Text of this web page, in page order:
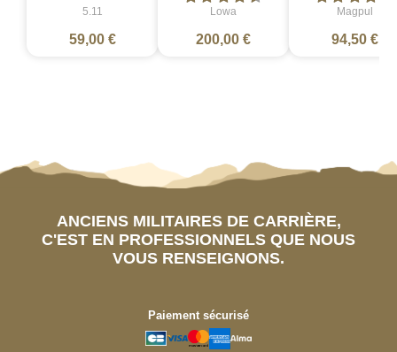
5.11
59,00 €
Lowa
200,00 €
Magpul
94,50 €
ANCIENS MILITAIRES DE CARRIÈRE,
C'EST EN PROFESSIONNELS QUE NOUS
VOUS RENSEIGNONS.
Paiement sécurisé